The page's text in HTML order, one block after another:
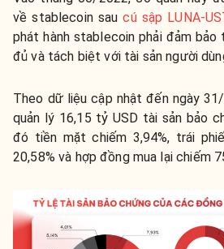
về stablecoin saucú sập LUNA-
phát hành stablecoin phải đảm bảo
đủ và tách biệt với tài sản người
Theo dữ liệu cập nhật đến ngày
quản lý 16,15 tỷ USD tài sản bảo
đó tiền mặt chiếm 3,94%, trái
20,58% và hợp đồng mua lại chiếm